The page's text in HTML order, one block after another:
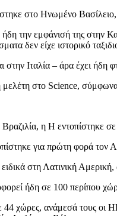
στο Ηνωμένο
την εμφάνισή της στην
δεν είχε ιστορικό
στην Ιταλία – άρα έχει ήδη
στο Science, σύμφωνα
η Η εντοπίστηκε
για πρώτη φορά τον
στη Λατινική
ήδη σε 100 περίπου
44 χώρες, ανάμεσά τους οι